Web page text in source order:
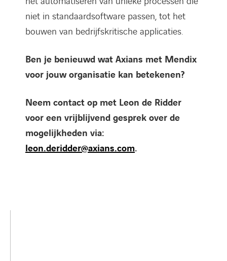
niet in standaardsoftware passen, tot het
bouwen van bedrijfskritische applicaties.
Ben je benieuwd wat Axians met Mendix
voor jouw organisatie kan betekenen?
Neem contact op met Leon de Ridder
voor een vrijblijvend gesprek over de
mogelijkheden via:
leon.deridder@axians.com.